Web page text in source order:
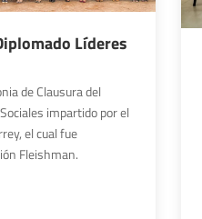
Líderes
de Clausura del
impartido por el
el cual fue
Fleishman.